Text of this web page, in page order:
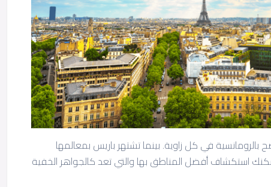
بالرومانسية في كل زاوية. بينما تشتهر باريس بمعالمها
استكشاف أفضل المناطق بها والتي تعد كالجواهر الخفية